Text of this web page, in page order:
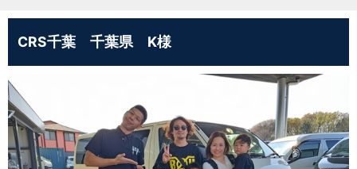
CRS千葉 千葉県 K様